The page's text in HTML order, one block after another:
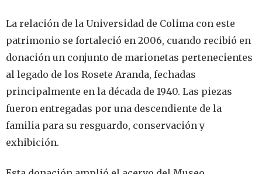
La relación de la Universidad de Colima con este
patrimonio se fortaleció en 2006, cuando recibió en
donación un conjunto de marionetas pertenecientes
al legado de los Rosete Aranda, fechadas
principalmente en la década de 1940. Las piezas
fueron entregadas por una descendiente de la
familia para su resguardo, conservación y
exhibición.